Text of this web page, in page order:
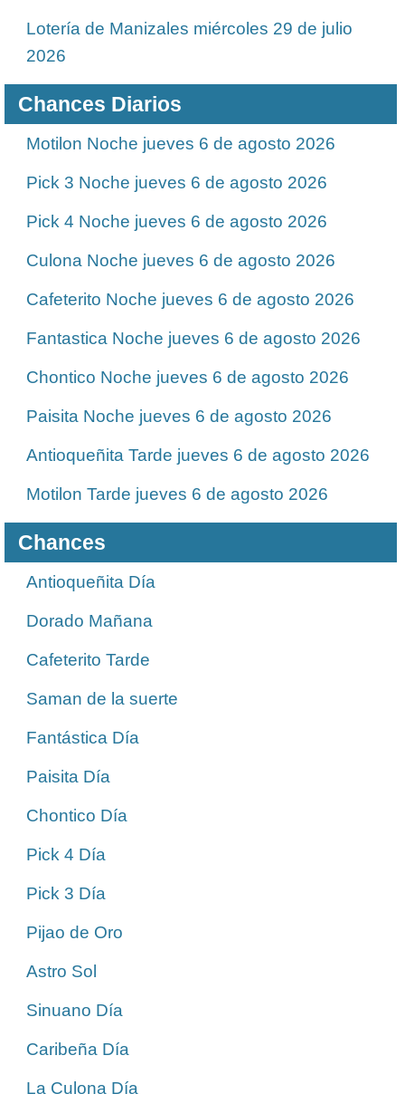
Lotería de Manizales miércoles 29 de julio
2026
Chances Diarios
Motilon Noche jueves 6 de agosto 2026
Pick 3 Noche jueves 6 de agosto 2026
Pick 4 Noche jueves 6 de agosto 2026
Culona Noche jueves 6 de agosto 2026
Cafeterito Noche jueves 6 de agosto 2026
Fantastica Noche jueves 6 de agosto 2026
Chontico Noche jueves 6 de agosto 2026
Paisita Noche jueves 6 de agosto 2026
Antioqueñita Tarde jueves 6 de agosto 2026
Motilon Tarde jueves 6 de agosto 2026
Chances
Antioqueñita Día
Dorado Mañana
Cafeterito Tarde
Saman de la suerte
Fantástica Día
Paisita Día
Chontico Día
Pick 4 Día
Pick 3 Día
Pijao de Oro
Astro Sol
Sinuano Día
Caribeña Día
La Culona Día